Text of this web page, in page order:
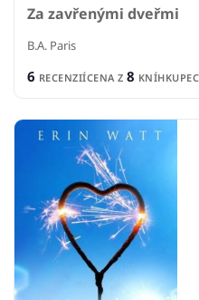
Za zavřenými dveřmi
B.A. Paris
6 RECENZIÍCENA Z 8